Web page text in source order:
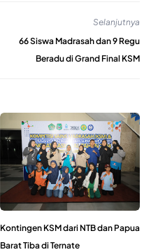
Selanjutnya
66 Siswa Madrasah dan 9 Regu
Beradu di Grand Final KSM
Kontingen KSM dari NTB dan Papua
Barat Tiba di Ternate